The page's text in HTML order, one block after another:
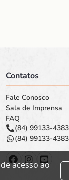
Contatos
Fale Conosco
Sala de Imprensa
FAQ
(84) 99133-4383
(84) 99133-4383
acesso ao